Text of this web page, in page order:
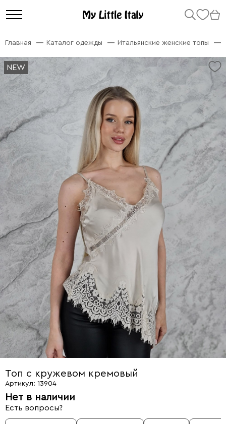
Главная Каталог одежды Итальянские женские топы
NEW
NEW
Топ с кружевом кремовый
Артикул: 13904
Нет в наличии
Есть вопросы?